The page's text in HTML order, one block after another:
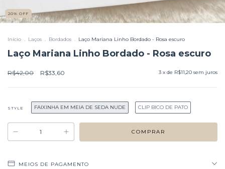
20% OFF
Início . Laços . Bordados . Laço Mariana Linho Bordado - Rosa escuro
Laço Mariana Linho Bordado - Rosa escuro
R$42,00 R$33,60 3 x de R$11,20 sem juros
STYLE FAIXINHA EM MEIA DE SEDA NUDE CLIP BICO DE PATO
MEIOS DE PAGAMENTO